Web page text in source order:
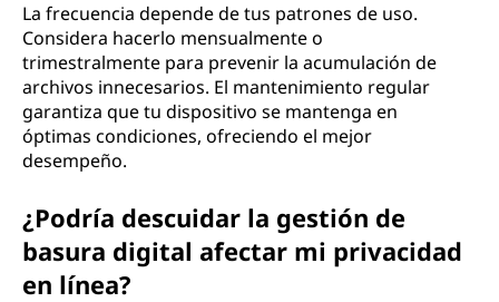
La frecuencia depende de tus patrones de uso.
Considera hacerlo mensualmente o
trimestralmente para prevenir la acumulación de
archivos innecesarios. El mantenimiento regular
garantiza que tu dispositivo se mantenga en
óptimas condiciones, ofreciendo el mejor
desempeño.
¿Podría descuidar la gestión de
basura digital afectar mi privacidad
en línea?